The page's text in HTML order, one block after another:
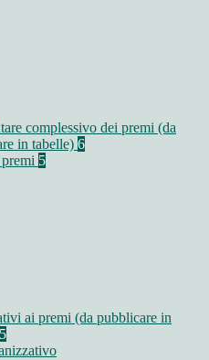
complessivo dei premi (da
in tabelle) 6
5
ai premi (da pubblicare in
5